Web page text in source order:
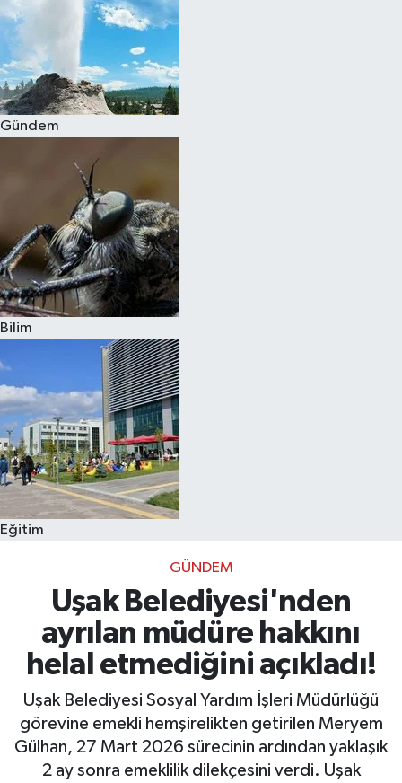
Gündem
Bilim
Eğitim
GÜNDEM
Uşak Belediyesi'nden
ayrılan müdüre hakkını
helal etmediğini açıkladı!
Uşak Belediyesi Sosyal Yardım İşleri Müdürlüğü
görevine emekli hemşirelikten getirilen Meryem
Gülhan, 27 Mart 2026 sürecinin ardından yaklaşık
2 ay sonra emeklilik dilekçesini verdi. Uşak